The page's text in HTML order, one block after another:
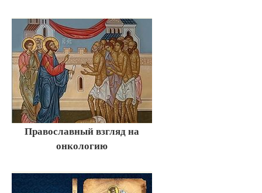
Православный взгляд на
онкологию